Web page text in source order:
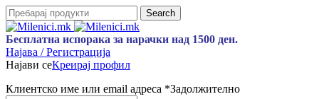
Search
Бесплатна испорака за нарачки над 1500 ден.
Најава / Регистрација
Најави сеКреирај профил
Клиентско име или email адреса *Задолжително